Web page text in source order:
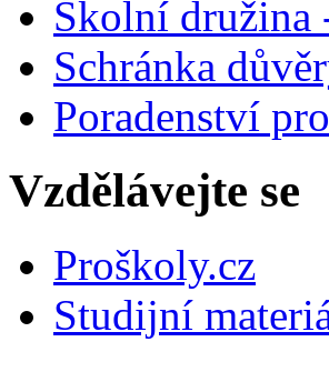
Školní družina
Schránka
Poradenství
Vzdělávejte se
Proškoly.cz
Studijní